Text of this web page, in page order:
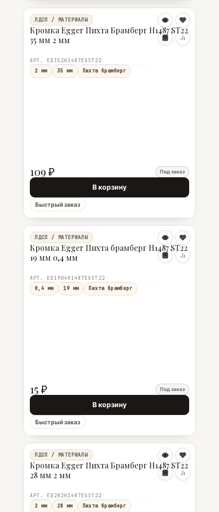
ЛДСП / МАТЕРИАЛЫ
Кромка Egger Пихта Брамберг Н1487 ST22
35 мм 2 мм
АРТ. ED352Н1487EGST22
2 мм
35 мм Пихта брамберг
109 ₽ Под заказ
В корзину
Быстрый заказ
ЛДСП / МАТЕРИАЛЫ
Кромка Egger Пихта брамберг Н1487 ST22
19 мм 0,4 мм
АРТ. ED1904Н1487EGST22
0,4 мм
19 мм Пихта брамберг
15 ₽ Под заказ
В корзину
Быстрый заказ
ЛДСП / МАТЕРИАЛЫ
Кромка Egger Пихта Брамберг Н1487 ST22
28 мм 2 мм
АРТ. ED282Н1487EGST22
2 мм
28 мм Пихта брамберг